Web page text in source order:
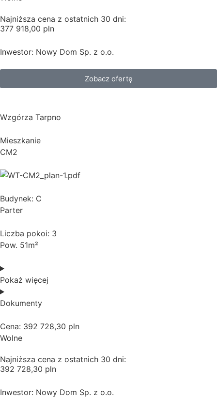
Najniższa cena z ostatnich 30 dni:
377 918,00 pln
Inwestor: Nowy Dom Sp. z o.o.
Zobacz ofertę
Wzgórza Tarpno
Mieszkanie
CM2
Budynek: C
Parter
Liczba pokoi: 3
Pow. 51m²
Pokaż więcej
Dokumenty
Cena: 392 728,30 pln
Wolne
Najniższa cena z ostatnich 30 dni:
392 728,30 pln
Inwestor: Nowy Dom Sp. z o.o.